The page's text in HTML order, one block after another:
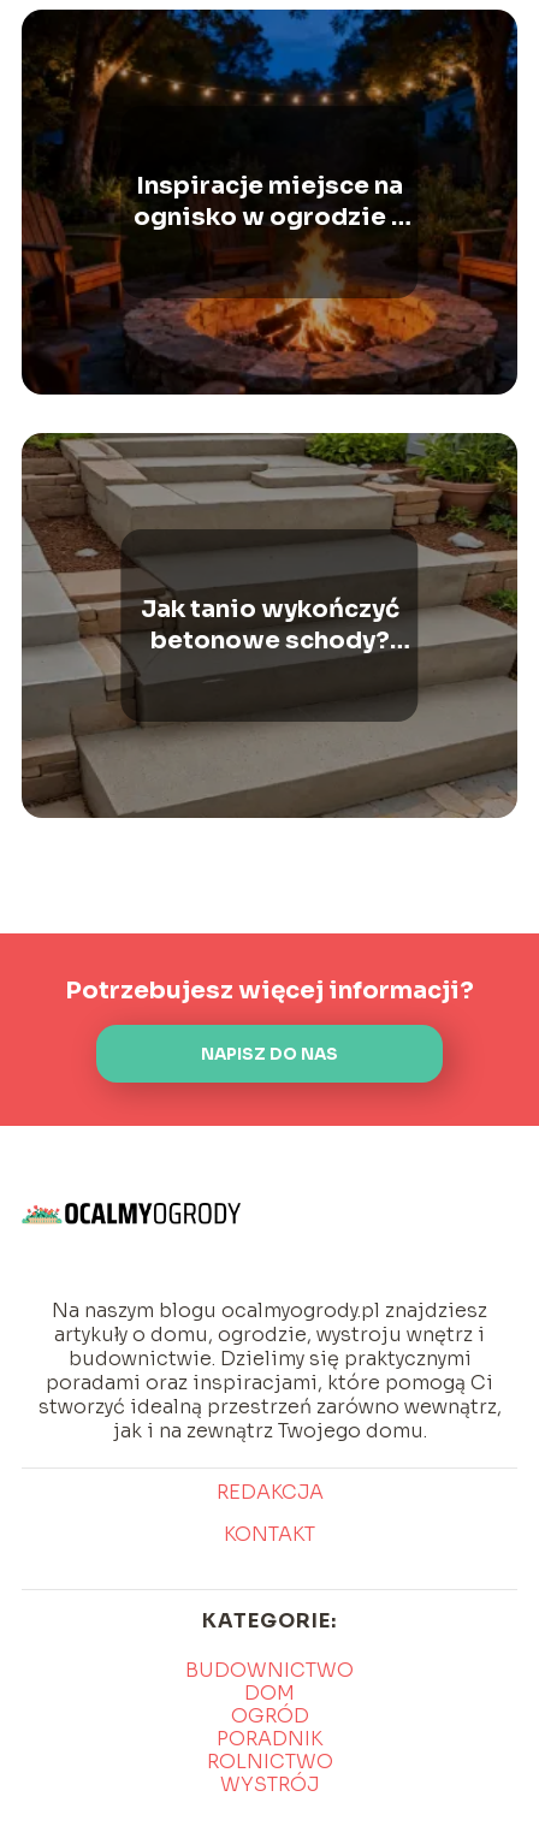
Inspiracje miejsce na
ognisko w ogrodzie –
jak je zaaranżować?
Jak tanio wykończyć
betonowe schody?
Praktyczne porady
Potrzebujesz więcej informacji?
NAPISZ DO NAS
Na naszym blogu ocalmyogrody.pl znajdziesz
artykuły o domu, ogrodzie, wystroju wnętrz i
budownictwie. Dzielimy się praktycznymi
poradami oraz inspiracjami, które pomogą Ci
stworzyć idealną przestrzeń zarówno wewnątrz,
jak i na zewnątrz Twojego domu.
REDAKCJA
KONTAKT
KATEGORIE:
BUDOWNICTWO
DOM
OGRÓD
PORADNIK
ROLNICTWO
WYSTRÓJ